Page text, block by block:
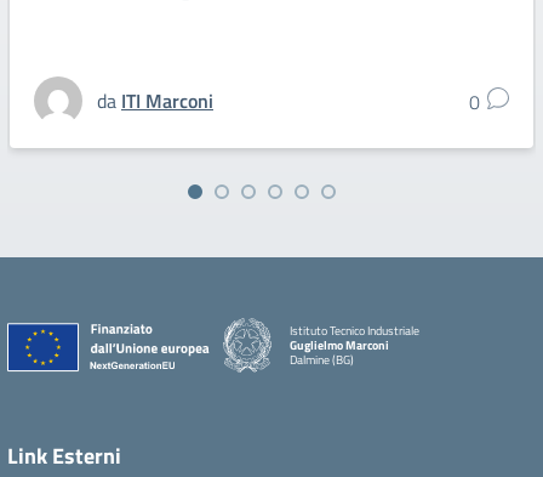
da ITI Marconi 0
Istituto Tecnico Industriale
Guglielmo Marconi
Dalmine (BG)
Link Esterni